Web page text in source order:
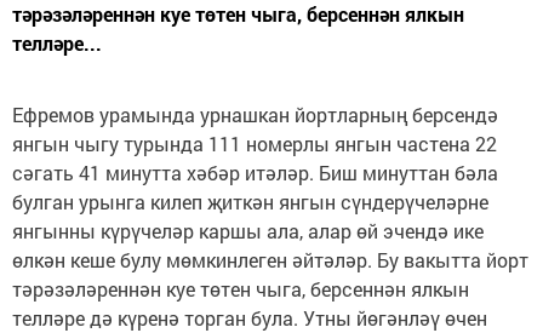
тәрәзәләреннән куе төтен чыга, берсеннән ялкын
телләре...
Ефремов урамында урнашкан йортларның берсендә
янгын чыгу турында 111 номерлы янгын частена 22
сәгать 41 минутта хәбәр итәләр. Биш минуттан бәла
булган урынга килеп җиткән янгын сүндерүчеләрне
янгынны күрүчеләр каршы ала, алар өй эчендә ике
өлкән кеше булу мөмкинлеген әйтәләр. Бу вакытта йорт
тәрәзәләреннән куе төтен чыга, берсеннән ялкын
телләре дә күренә торган була. Утны йөгәнләү өчен